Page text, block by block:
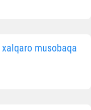
xalqaro musobaqa